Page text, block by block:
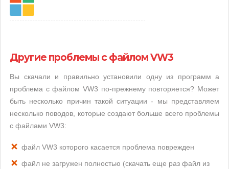
Другие проблемы с файлом VW3
Вы скачали и правильно установили одну из программ а
проблема с файлом VW3 по-прежнему повторяется? Может
быть несколько причин такой ситуации - мы представляем
несколько поводов, которые создают больше всего проблемы
с файлами VW3:
файл VW3 которого касается проблема поврежден
файл не загружен полностью (скачать еще раз файл из